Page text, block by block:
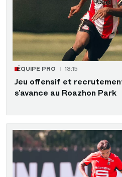
ÉQUIPE PRO 13:15
Jeu offensif et
s’avance au Roazhon Park